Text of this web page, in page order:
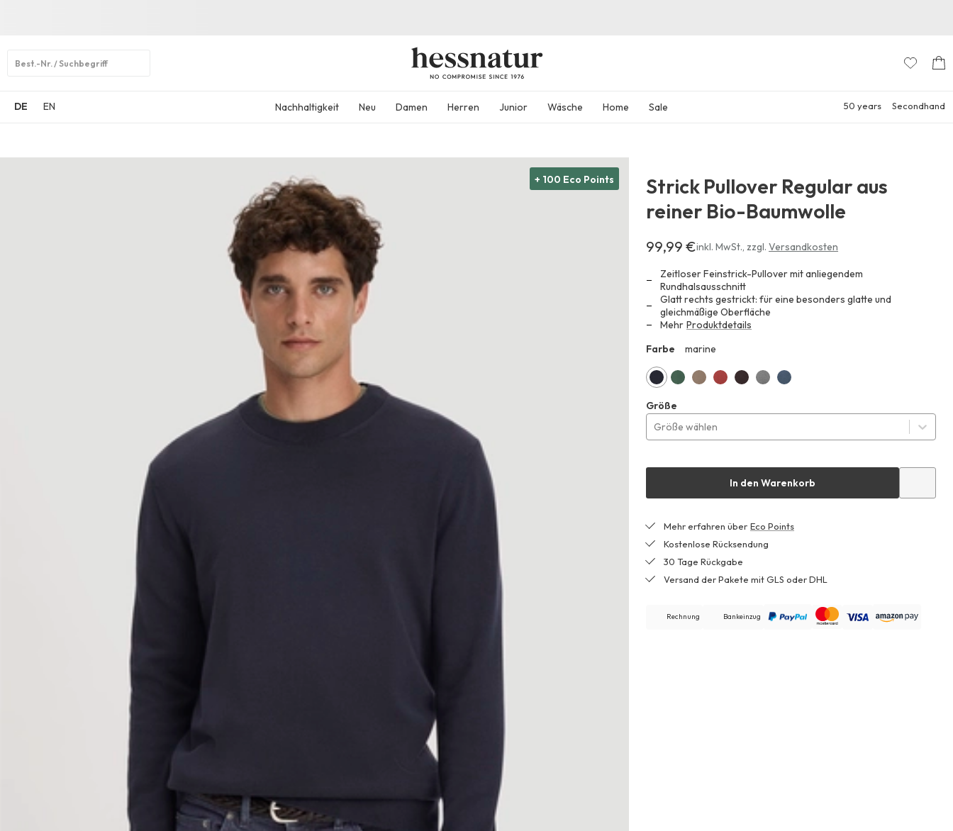
DE
EN Nachhaltigkeit Neu Damen Herren Junior Wäsche Home Sale 50 years Secondhand
+ 100 Eco Points
Strick Pullover Regular aus
reiner Bio-Baumwolle
Erhältlich
99,99 €
99,99 €inkl. MwSt.,zzgl. Versandkosten
Zeitloser Feinstrick-Pullover mit anliegendem
Rundhalsausschnitt
Glatt rechts gestrickt: für eine besonders glatte und
gleichmäßige Oberfläche
Mehr Produktdetails
Farbe
marine
jeansblau
Größe
Größe wählen
In den Warenkorb
Mehr erfahren über Eco Points
Kostenlose Rücksendung
30 Tage Rückgabe
Versand der Pakete mit GLS oder DHL
Rechnung Bankeinzug